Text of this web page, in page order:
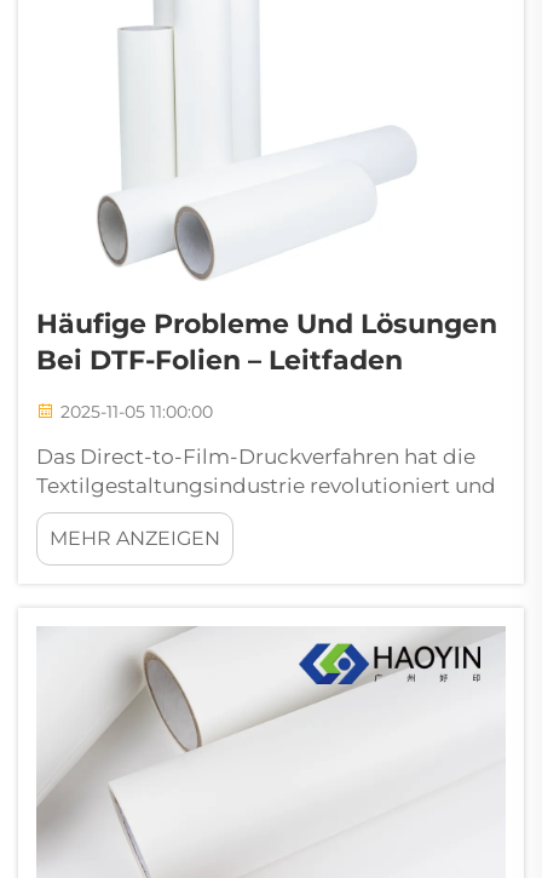
Häufige Probleme Und Lösungen
Bei DTF-Folien – Leitfaden
2025-11-05 11:00:00
Das Direct-to-Film-Druckverfahren hat die
Textilgestaltungsindustrie revolutioniert und
bietet bisher ungeahnte Vielseitigkeit und
Qualität bei der Herstellung
maßgeschneiderter Bekleidung. Wie bei
können jedoch auch bei DTF-
Folienanwendungen verschiedene
Herausforderungen auftreten...
MEHR ANZEIGEN